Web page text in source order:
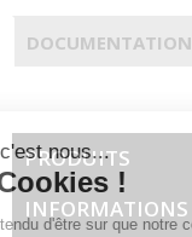
DOCUMENTATION
PRODUITS
INFORMATIONS